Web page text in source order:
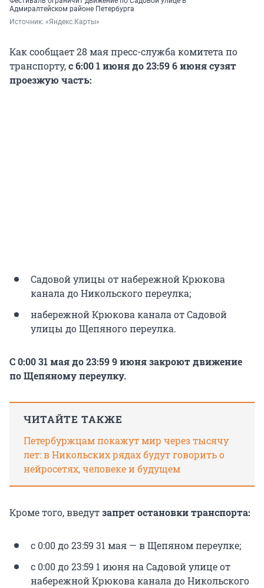
Адмиралтейском районе Петербурга
Источник: «Яндекс.Карты»
Как сообщает 28 мая пресс-служба комитета по
транспорту,с 6:00 1 июня до 23:596 июнясузят
проезжую часть:
Садовой улицы от набережной Крюкова
канала до Никольского переулка;
набережной Крюкова канала от Садовой
улицы до Щепяного переулка.
С 0:00 31 мая до 23:59 9 июня закроют движение
по Щепяному переулку.
ЧИТАЙТЕ ТАКЖЕ
Петербуржцам покажут мир через тысячу
лет: в Никольских рядах будут говорить о
нейросетях, человеке и будущем
Кроме того, введутзапрет остановки транспорта:
с 0:00 до 23:59 31 мая — в Щепяном переулке;
с 0:00 до 23:59 1 июня на Садовой улице от
набережной Крюкова канала до Никольского